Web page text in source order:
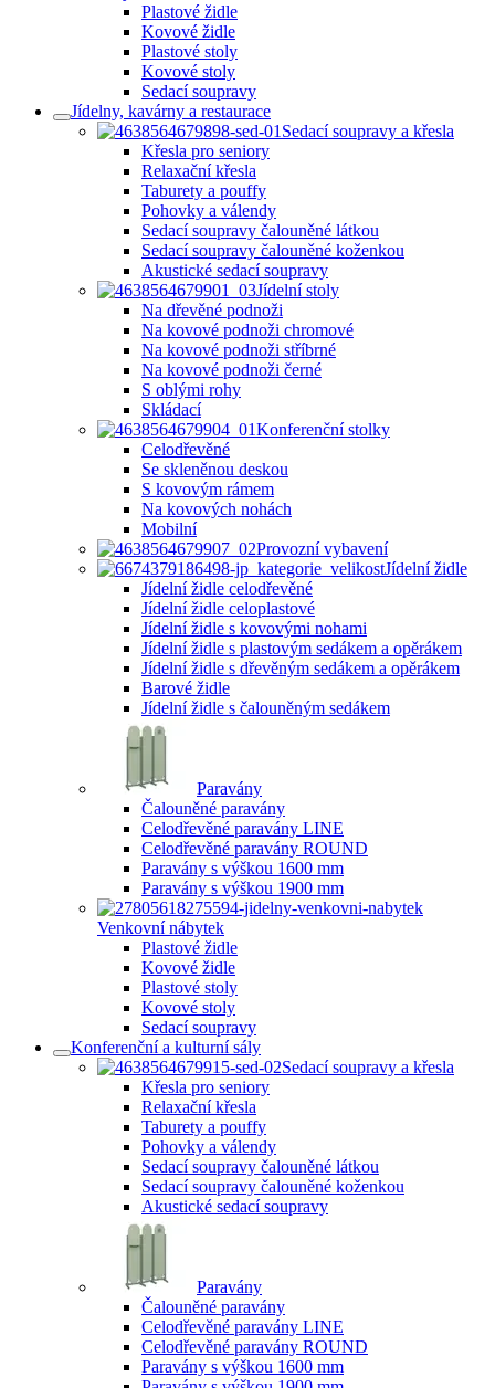
Plastové židle
Kovové židle
Plastové stoly
Kovové stoly
Sedací soupravy
Jídelny, kavárny a restaurace
Sedací soupravy a křesla
Křesla pro seniory
Relaxační křesla
Taburety a pouffy
Pohovky a válendy
Sedací soupravy čalouněné látkou
Sedací soupravy čalouněné koženkou
Akustické sedací soupravy
Jídelní stoly
Na dřevěné podnoži
Na kovové podnoži chromové
Na kovové podnoži stříbrné
Na kovové podnoži černé
S oblými rohy
Skládací
Konferenční stolky
Celodřevěné
Se skleněnou deskou
S kovovým rámem
Na kovových nohách
Mobilní
Provozní vybavení
Jídelní židle
Jídelní židle celodřevěné
Jídelní židle celoplastové
Jídelní židle s kovovými nohami
Jídelní židle s plastovým sedákem a opěrákem
Jídelní židle s dřevěným sedákem a opěrákem
Barové židle
Jídelní židle s čalouněným sedákem
Paravány
Čalouněné paravány
Celodřevěné paravány LINE
Celodřevěné paravány ROUND
Paravány s výškou 1600 mm
Paravány s výškou 1900 mm
Venkovní nábytek
Plastové židle
Kovové židle
Plastové stoly
Kovové stoly
Sedací soupravy
Konferenční a kulturní sály
Sedací soupravy a křesla
Křesla pro seniory
Relaxační křesla
Taburety a pouffy
Pohovky a válendy
Sedací soupravy čalouněné látkou
Sedací soupravy čalouněné koženkou
Akustické sedací soupravy
Paravány
Čalouněné paravány
Celodřevěné paravány LINE
Celodřevěné paravány ROUND
Paravány s výškou 1600 mm